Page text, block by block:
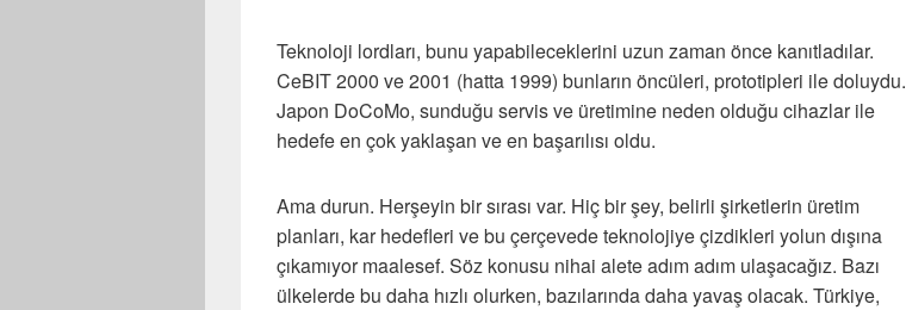
Teknoloji lordları, bunu yapabileceklerini uzun zaman önce kanıtladılar.
CeBIT 2000 ve 2001 (hatta 1999) bunların öncüleri, prototipleri ile doluydu.
Japon DoCoMo, sunduğu servis ve üretimine neden olduğu cihazlar ile
hedefe en çok yaklaşan ve en başarılısı oldu.
Ama durun. Herşeyin bir sırası var. Hiç bir şey, belirli şirketlerin üretim
planları, kar hedefleri ve bu çerçevede teknolojiye çizdikleri yolun dışına
çıkamıyor maalesef. Söz konusu nihai alete adım adım ulaşacağız. Bazı
ülkelerde bu daha hızlı olurken, bazılarında daha yavaş olacak. Türkiye,